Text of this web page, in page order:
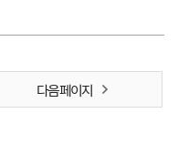
다음 페이지